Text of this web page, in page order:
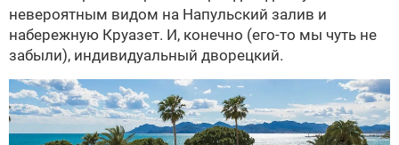
невероятным видом на Напульский залив и
набережную Круазет. И, конечно (его-то мы чуть не
забыли), индивидуальный дворецкий.